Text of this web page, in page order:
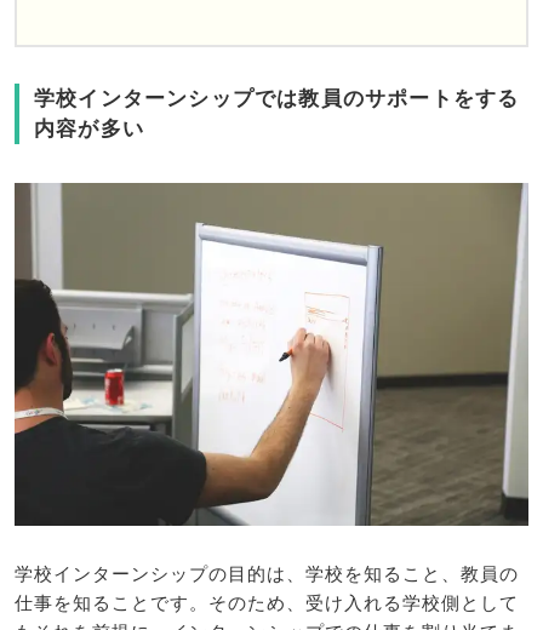
学校インターンシップでは教員のサポートをする
内容が多い
学校インターンシップの目的は、学校を知ること、教員の
仕事を知ることです。そのため、受け入れる学校側として